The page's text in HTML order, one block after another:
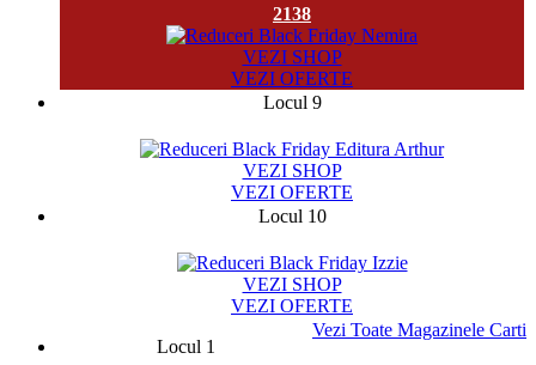
2138
VEZI SHOP
VEZI OFERTE
Locul 9
VEZI SHOP
VEZI OFERTE
Locul 10
VEZI SHOP
VEZI OFERTE
Vezi Toate Magazinele Carti
Locul 1